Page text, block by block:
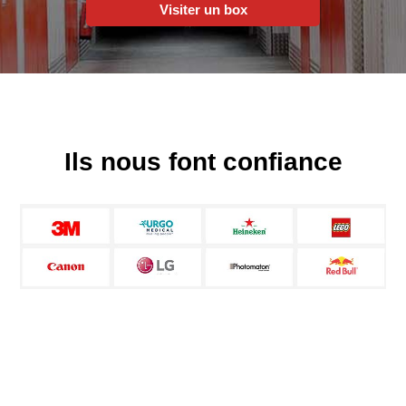
Visiter un box
Ils nous font confiance